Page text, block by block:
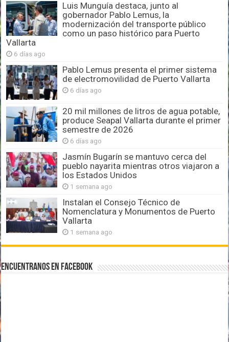
Luis Munguía destaca, junto al
gobernador Pablo Lemus, la
modernización del transporte público
como un paso histórico para Puerto
Vallarta
6 días ago
Pablo Lemus presenta el primer sistema
de electromovilidad de Puerto Vallarta
6 días ago
20 mil millones de litros de agua potable,
produce Seapal Vallarta durante el primer
semestre de 2026
6 días ago
Jasmín Bugarín se mantuvo cerca del
pueblo nayarita mientras otros viajaron a
los Estados Unidos
1 semana ago
Instalan el Consejo Técnico de
Nomenclatura y Monumentos de Puerto
Vallarta
1 semana ago
Encuentranos en Facebook